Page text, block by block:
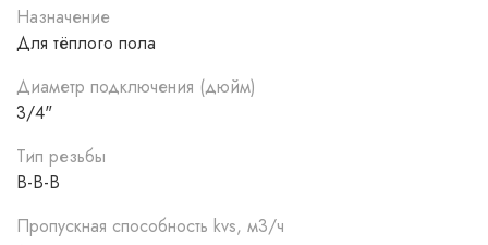
Назначение
Для тёплого пола
Диаметр подключения (дюйм)
3/4"
Тип резьбы
В-В-В
Пропускная способность kvs, м3/ч